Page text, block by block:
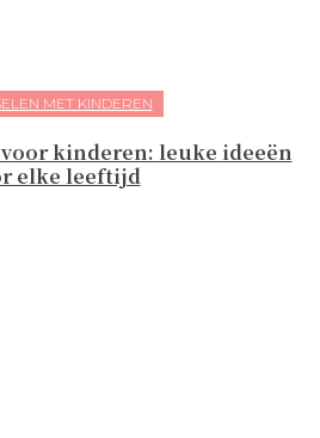
MET KINDEREN
kinderen: leuke ideeën
elke leeftijd